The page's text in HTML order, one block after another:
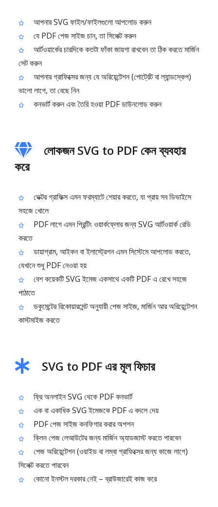
আপনার SVG ফাইল/ফাইলগুলো আপলোড করুন
যে PDF পেজ সাইজ চান, তা সিলেক্ট করুন
আর্টওয়ার্কের চারদিকে কতটা ফাঁকা জায়গা রাখবেন তা ঠিক করতে মার্জিন
সেট করুন
আপনার গ্রাফিক্সের জন্য যে অরিয়েন্টেশন (পোর্ট্রেট বা ল্যান্ডস্কেপ)
ভালো লাগে, তা বেছে নিন
কনভার্ট করুন এবং তৈরি হওয়া PDF ডাউনলোড করুন
লোকজন SVG to PDF কেন ব্যবহার
করে
ভেক্টর গ্রাফিক্স এমন ফরম্যাটে শেয়ার করতে, যা প্রায় সব ডিভাইসে
সহজে খোলে
PDF লাগে এমন প্রিন্টিং ওয়ার্কফ্লোর জন্য SVG আর্টওয়ার্ক রেডি
করতে
ডায়াগ্রাম, আইকন বা ইলাস্ট্রেশন এমন সিস্টেমে আপলোড করতে,
যেখানে শুধু PDF নেওয়া হয়
বেশ কয়েকটি SVG ইমেজ একসাথে একটি PDF এ রেখে সহজে
পাঠাতে
ডকুমেন্টের রিকোয়ারমেন্ট অনুযায়ী পেজ সাইজ, মার্জিন আর অরিয়েন্টেশন
কাস্টমাইজ করতে
SVG to PDF এর মূল ফিচার
ফ্রি অনলাইন SVG থেকে PDF কনভার্ট
এক বা একাধিক SVG ইমেজকে PDF এ বদলে দেয়
PDF পেজ সাইজ কনফিগার করার অপশন
ক্লিন পেজ লেআউটের জন্য মার্জিন অ্যাডজাস্ট করতে পারবেন
পেজ অরিয়েন্টেশন (ওয়াইড বা লম্বা গ্রাফিক্সের জন্য কাজে লাগে)
সিলেক্ট করতে পারবেন
কোনো ইনস্টল দরকার নেই – ব্রাউজারেই কাজ করে